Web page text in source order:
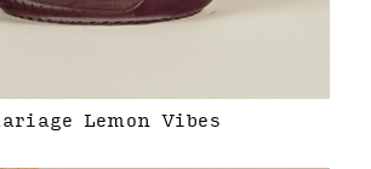
Lemon Vibes